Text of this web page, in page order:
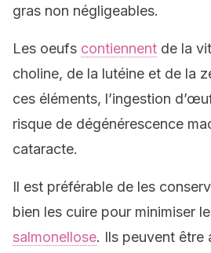
gras non négligeables.
Les oeufs contiennent de la
choline, de la lutéine et de la
ces éléments, l’ingestion
risque de dégénérescence
cataracte.
Il est préférable de les
bien les cuire pour minimiser
salmonellose. Ils peuvent être